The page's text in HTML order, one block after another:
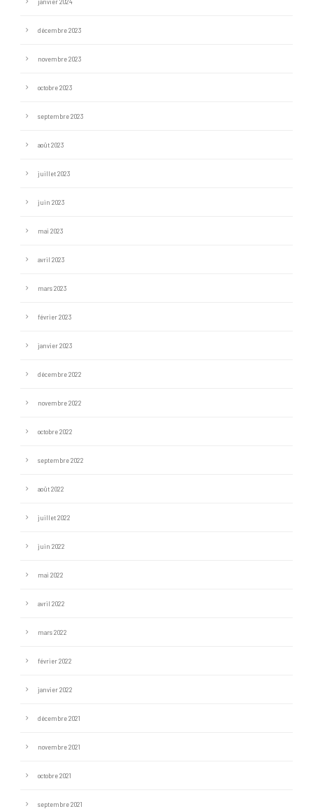
décembre 2023
novembre 2023
octobre 2023
septembre 2023
août 2023
juillet 2023
juin 2023
mai 2023
avril 2023
mars 2023
février 2023
janvier 2023
décembre 2022
novembre 2022
octobre 2022
septembre 2022
août 2022
juillet 2022
juin 2022
mai 2022
avril 2022
mars 2022
février 2022
janvier 2022
décembre 2021
novembre 2021
octobre 2021
septembre 2021